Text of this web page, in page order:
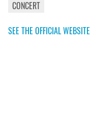
CONCERT
SEE THE OFFICIAL WEBSITE